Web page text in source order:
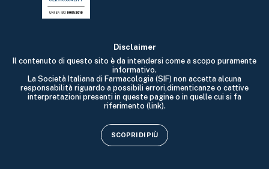
Disclaimer
Il contenuto di questo sito è da intendersi come a scopo puramente
informativo.
La Società Italiana di Farmacologia (SIF) non accetta alcuna
responsabilità riguardo a possibili errori,dimenticanze o cattive
interpretazioni presenti in queste pagine o in quelle cui si fa
riferimento (link).
SCOPRI DI PIÙ